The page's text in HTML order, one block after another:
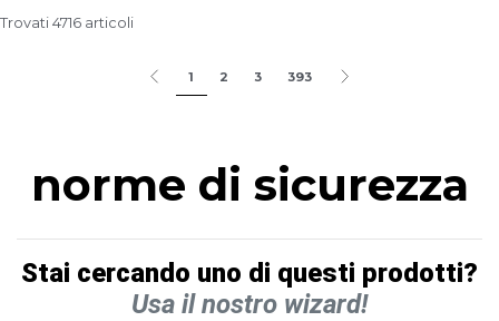
Trovati 4716 articoli
1 2 3 393
norme di sicurezza
Stai cercando uno di questi prodotti?
Usa il nostro wizard!